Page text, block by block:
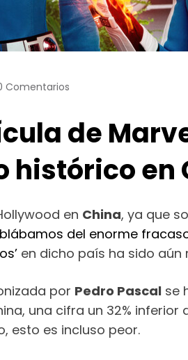
Comentarios
de
histórico en
en China, ya que
del enorme
en dicho país ha sido aún
por Pedro Pascal se
una cifra un 32% inferior
esto es incluso peor.